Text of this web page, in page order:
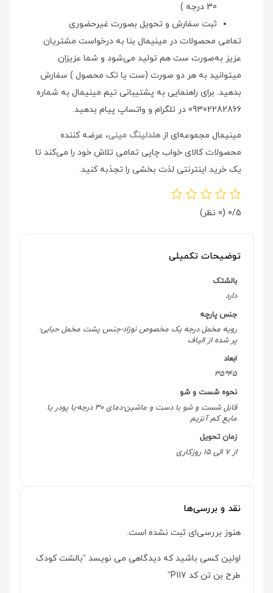
30 درجه )
ثبت سفارش و تحویل بصورت غیرحضوری
تمامی محصولات در مینیمال بنا به درخواست مشتریان
عزیز به‌صورت ست هم تولید می‌شود و شما عزیزان
میتوانید به هر دو صورت (ست یا تک محصول ) سفارش
بدهید. برای راهنمایی به پشتیبانی تیم مینیمال به شماره
09302282866 در تلگرام و واتساپ پیام بدهید.
مینیمال مجموعه‌ای ازهلدلینگ مینی، عرضه کننده
محصولات کالای خواب چاپی تمامی تلاش خود را می‌کند تا
یک خرید اینترنتی لذت بخشی را تجذبه کنید.
0/5 (0 نظر)
توضیحات تکمیلی
بالشتک
دارد
جنس پارچه
رویه مخمل درجه یک مخصوص نوزاد-جنس پشت مخمل حبابی-
پر شده از الیاف
ابعاد
45*35
نحوه شست و شو
قابل شست و شو با دست و ماشین-دمای 30 درجه-با پودر یا
مایع کم آنزیم
زمان تحویل
از 7 الی 15 روزکاری
نقد و بررسی‌ها
هنوز بررسی‌ای ثبت نشده است.
اولین کسی باشید که دیدگاهی می نویسد “بالشت کودک
طرح بن تن کد P117”